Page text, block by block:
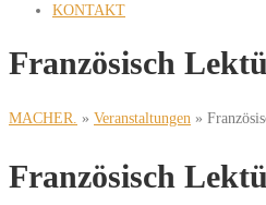
KONTAKT
Französisch
MACHER. » Veranstaltungen »
Französisch